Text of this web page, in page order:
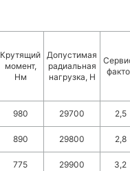
Крутящий
момент,
Нм
Допустимая
радиальная
нагрузка, Н
980 29700 2,5
890 29800 2,8
775 29900 3,2